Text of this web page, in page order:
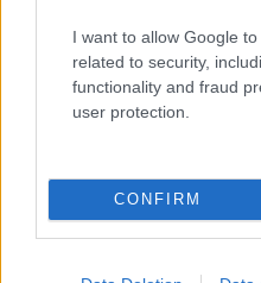
I want to allow Google
related to security,
functionality and fraud
user protection.
CONFIRM
υποκριτική.